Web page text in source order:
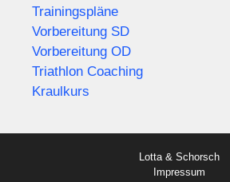
Trainingspläne
Vorbereitung SD
Vorbereitung OD
Triathlon Coaching
Kraulkurs
Lotta & Schorsch
Impressum